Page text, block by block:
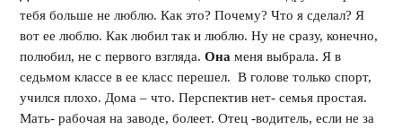
тебя больше не люблю. Как это? Почему? Что я сделал? Я
вот ее люблю. Как любил так и люблю. Ну не сразу, конечно,
полюбил, не с первого взгляда.Онаменя выбрала. Я в
седьмом классе в ее класс перешел. В голове только спорт,
учился плохо. Дома – что. Перспектив нет- семья простая.
Мать- рабочая на заводе, болеет. Отец -водитель, если не за